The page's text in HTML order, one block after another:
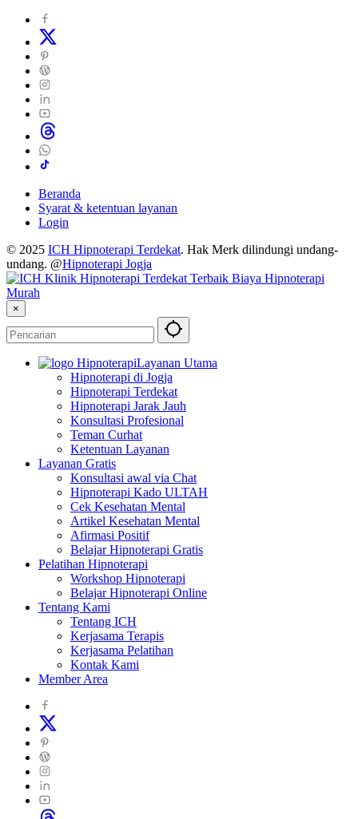
Beranda
Syarat & ketentuan layanan
Login
© 2025 ICH Hipnoterapi Terdekat. Hak Merk dilindungi undang-
undang. @Hipnoterapi Jogja
×
Layanan Utama
Hipnoterapi di Jogja
Hipnoterapi Terdekat
Hipnoterapi Jarak Jauh
Konsultasi Profesional
Teman Curhat
Ketentuan Layanan
Layanan Gratis
Konsultasi awal via Chat
Hipnoterapi Kado ULTAH
Cek Kesehatan Mental
Artikel Kesehatan Mental
Afirmasi Positif
Belajar Hipnoterapi Gratis
Pelatihan Hipnoterapi
Workshop Hipnoterapi
Belajar Hipnoterapi Online
Tentang Kami
Tentang ICH
Kerjasama Terapis
Kerjasama Pelatihan
Kontak Kami
Member Area